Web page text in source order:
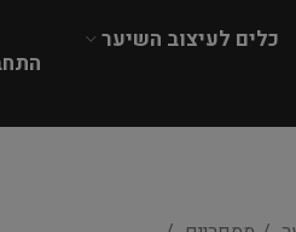
כלים לעיצוב השיער